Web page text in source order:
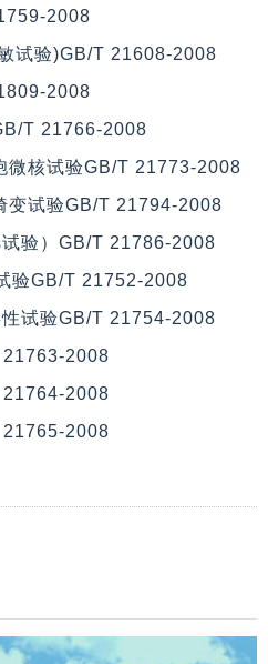
2008
试验)GB/T 21608-2008
2008
T 21766-2008
微核试验GB/T 21773-2008
变试验GB/T 21794-2008
验）GB/T 21786-2008
验GB/T 21752-2008
试验GB/T 21754-2008
21763-2008
21764-2008
21765-2008